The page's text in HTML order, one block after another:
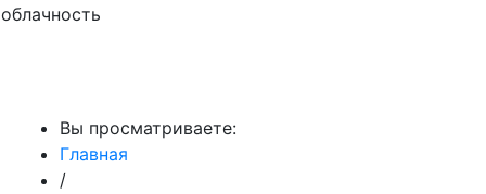
облачность
Вы просматриваете:
Главная
/